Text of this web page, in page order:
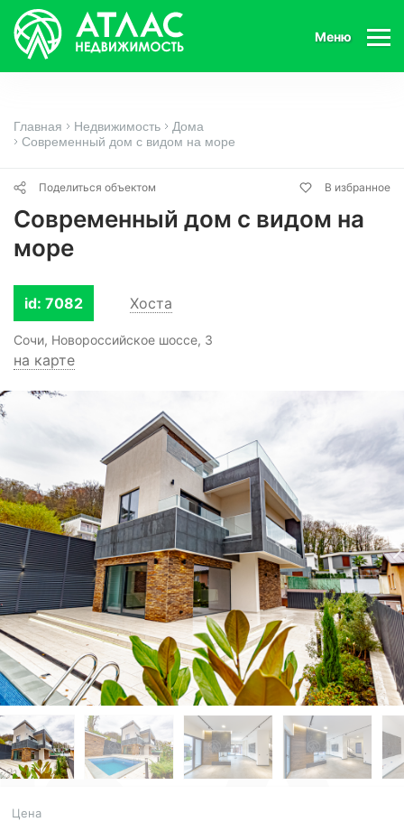
Меню
Главная Недвижимость
Дома
Современный дом с видом на море
Поделиться объектом В избранное
Современный дом с видом на
море
id: 7082 Хоста
Сочи, Новороссийское шоссе, 3
на карте
Цена